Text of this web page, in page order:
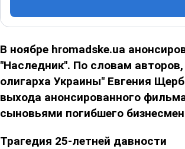
В ноябре hromadske.ua
"Наследник". По словам
олигарха Украины" Евгения
выхода анонсированного
сыновьями погибшего
Трагедия 25-летней давности